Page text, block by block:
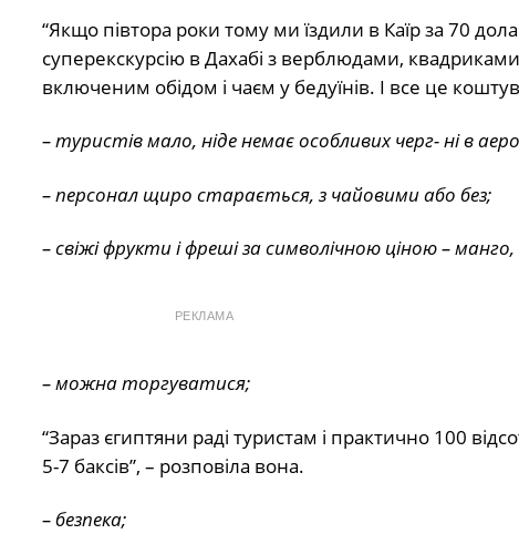
“Якщо півтора роки тому ми їздили в Каїр за 70
суперекскурсію в Дахабі з верблюдами,
включеним обідом і чаєм у бедуїнів. І все це
– туристів мало, ніде немає особливих черг- ні в
– персонал щиро старається, з чайовими або без;
– свіжі фрукти і фреші за символічною ціною –
РЕКЛАМА
– можна торгуватися;
“Зараз єгиптяни раді туристам і практично 100
5-7 баксів”, – розповіла вона.
– безпека;